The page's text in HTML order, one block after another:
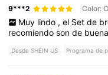
9***2
Muy lindo , el Set de
recomiendosonde
Desde SHEIN US Programa de